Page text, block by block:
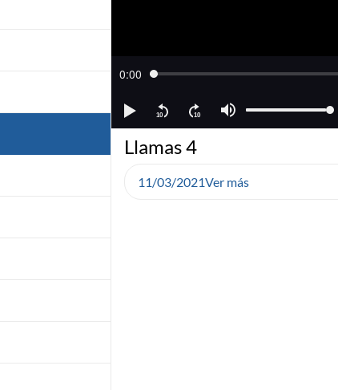
Llamas 4
11/03/2021Ver más